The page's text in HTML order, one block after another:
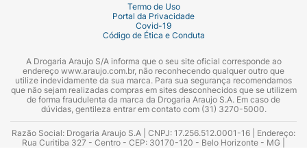
Termo de Uso
Portal da Privacidade
Covid-19
Código de Ética e Conduta
A Drogaria Araujo S/A informa que o seu site oficial corresponde ao
endereço www.araujo.com.br, não reconhecendo qualquer outro que
utilize indevidamente da sua marca. Para sua segurança recomendamos
que não sejam realizadas compras em sites desconhecidos que se utilizem
de forma fraudulenta da marca da Drogaria Araujo S.A. Em caso de
dúvidas, gentileza entrar em contato com (31) 3270-5000.
Razão Social: Drogaria Araujo S.A | CNPJ: 17.256.512.0001-16 | Endereço:
Rua Curitiba 327 - Centro - CEP: 30170-120 - Belo Horizonte - MG |